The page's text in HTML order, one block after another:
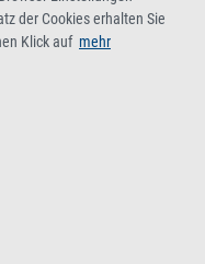
der Cookies erhalten Sie
Klick auf mehr